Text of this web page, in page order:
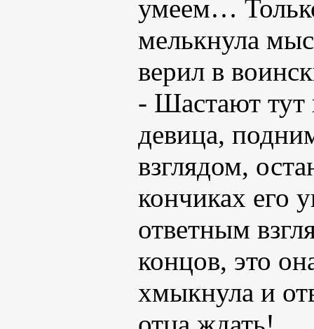
умеем…
мелькнула
верил в
- Шастают тут
девица,
взглядом,
кончиках его
ответным
концов, это
хмыкнула и